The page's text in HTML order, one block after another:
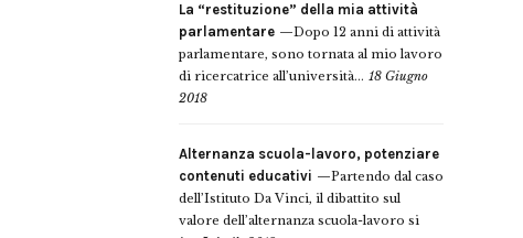
La “restituzione” della mia attività
parlamentare
Dopo 12 anni di attività
parlamentare, sono tornata al mio lavoro
di ricercatrice all’università... 18 Giugno
2018
Alternanza scuola-lavoro, potenziare
contenuti educativi
Partendo dal caso
dell’Istituto Da Vinci, il dibattito sul
valore dell’alternanza scuola-lavoro si